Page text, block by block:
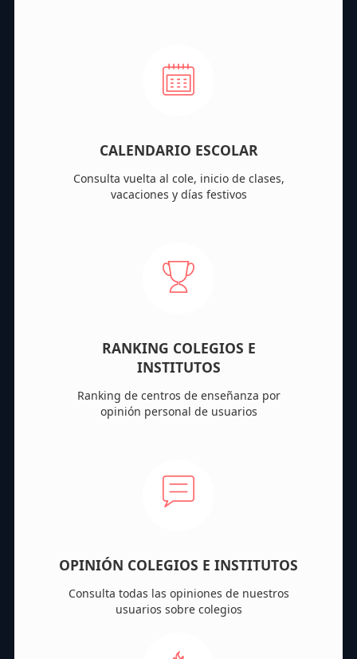
CALENDARIO ESCOLAR
Consulta vuelta al cole, inicio de clases,
vacaciones y días festivos
RANKING COLEGIOS E
INSTITUTOS
Ranking de centros de enseñanza por
opinión personal de usuarios
OPINIÓN COLEGIOS E INSTITUTOS
Consulta todas las opiniones de nuestros
usuarios sobre colegios